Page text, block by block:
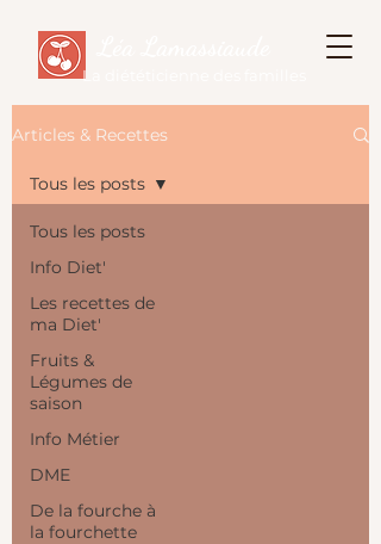
La diététicienne des familles
Articles & Recettes
Tous les posts
Info Diet'
Les recettes de
ma Diet'
Fruits &
Légumes de
saison
Info Métier
DME
De la fourche à
la fourchette
Tous les posts